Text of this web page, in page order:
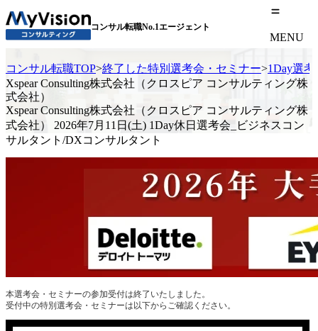
コンサル転職No.1エージェント
MENU
コンサル転職TOP>終了した特別選考会・セミナー>1Day選考
Xspear Consulting株式会社（クロスピア コンサルティング株
式会社）
Xspear Consulting株式会社（クロスピア コンサルティング株
式会社） 2026年7月11日(土) 1Day休日選考会_ビジネスコン
サルタント/DXコンサルタント
本選考会・セミナーの参加受付は終了いたしました。
受付中の特別選考会・セミナーは以下からご確認ください。